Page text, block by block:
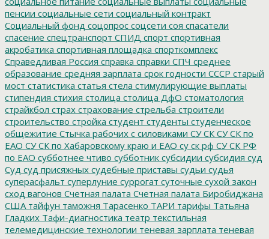
пенсии социальные сети социальный контракт
Социальный фонд соцопрос соцсети соя спасатели
спасение спецтранспорт СПИД спорт спортивная
акробатика спортивная площадка спорткомплекс
Справедливая Россия справка справки СПЧ среднее
образование средняя зарплата срок годности СССР старый
мост статистика статья стела стимулирующие выплаты
стипендия стихия столица столица ДфО стоматология
страйкбол страх страхование стрельба строители
строительство стройка студент студенты студенческое
общежитие Стычка рабочих с силовиками СУ СК СУ СК по
ЕАО СУ СК по Хабаровскому краю и ЕАО су ск рф СУ СК РФ
по ЕАО субботнее чтиво субботник субсидии субсидия суд
Суд суд присяжных судебные приставы судьи судья
суперасфальт суперлуние суррогат суточные сухой закон
сход вагонов Счетная палата Счетная палата Биробиджана
США тайфун таможня Тарасенко ТАРИ тарифы Татьяна
Гладких Тафи-диагностика театр текстильная
телемедицинские технологии теневая зарплата теневая